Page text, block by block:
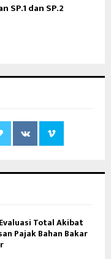
SP.1 dan SP.2
Total Akibat
Pajak Bahan Bakar